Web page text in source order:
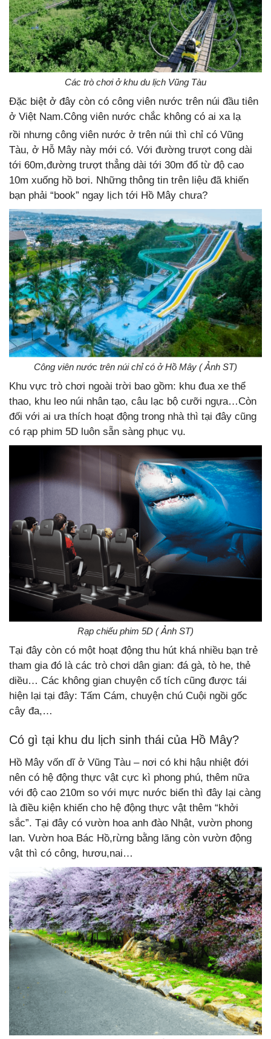
Các trò chơi ở khu du lịch Vũng Tàu
Đặc biệt ở đây còn có công viên nước trên núi đầu tiên
ở Việt Nam.Công viên nước chắc không có ai xa lạ
rồi nhưng công viên nước ở trên núi thì chỉ có Vũng
Tàu, ở Hỗ Mây này mới có. Với đường trượt cong dài
tới 60m,đường trượt thẳng dài tới 30m đổ từ độ cao
10m xuống hồ bơi. Những thông tin trên liệu đã khiến
bạn phải “book” ngay lịch tới Hồ Mây chưa?
Công viên nước trên núi chỉ có ở Hồ Mây ( Ảnh ST)
Khu vực trò chơi ngoài trời bao gồm: khu đua xe thể
thao, khu leo núi nhân tạo, câu lạc bộ cưỡi ngựa…Còn
đối với ai ưa thích hoạt động trong nhà thì tại đây cũng
có rạp phim 5D luôn sẵn sàng phục vụ.
Rạp chiếu phim 5D ( Ảnh ST)
Tại đây còn có một hoạt động thu hút khá nhiều bạn trẻ
tham gia đó là các trò chơi dân gian: đá gà, tò he, thẻ
diều… Các không gian chuyện cổ tích cũng được tái
hiện lại tại đây: Tấm Cám, chuyện chú Cuội ngồi gốc
cây đa,…
Có gì tại khu du lịch sinh thái của Hồ Mây?
Hồ Mây vốn dĩ ở Vũng Tàu – nơi có khi hậu nhiệt đới
nên có hệ động thực vật cực kì phong phú, thêm nữa
với độ cao 210m so với mực nước biển thì đây lại càng
là điều kiện khiến cho hệ động thực vật thêm “khởi
sắc”. Tại đây có vườn hoa anh đào Nhật, vườn phong
lan. Vườn hoa Bác Hồ,rừng bằng lăng còn vườn động
vật thì có công, hươu,nai…